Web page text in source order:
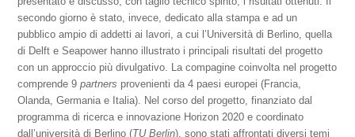
secondo giorno è stato, invece, dedicato alla stampa e ad un
pubblico ampio di addetti ai lavori, a cui l’Università di Berlino, quella
di Delft e Seapower hanno illustrato i principali risultati del progetto
con un approccio più divulgativo. La compagine coinvolta nel progetto
comprende 9partners provenienti da 4 paesi europei (Francia,
Olanda, Germania e Italia). Nel corso del progetto, finanziato dal
programma di ricerca e innovazione Horizon 2020 e coordinato
dall’università di Berlino (TU Berlin), sono stati affrontati diversi temi